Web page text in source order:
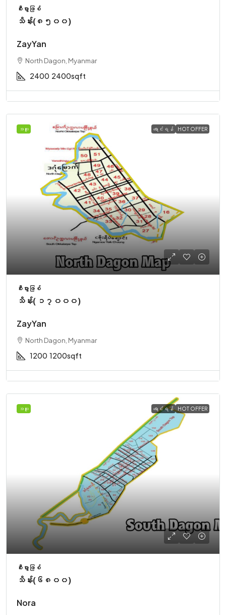
စီးပွားဖြစ်
သိန်း(၈၅၀၀)
ZayYan
North Dagon, Myanmar
2400 2400sqft
အထူး ရောင်းရန် HOT OFFER
စီးပွားဖြစ်
သိန်း( ၁၇၀၀၀)
ZayYan
North Dagon, Myanmar
1200 1200sqft
အထူး ရောင်းရန် HOT OFFER
စီးပွားဖြစ်
သိန်း(၆၈၀၀)
Nora